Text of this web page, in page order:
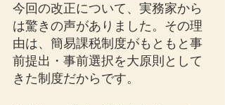
今回の改正について、実務家から
は驚きの声がありました。その理
由は、簡易課税制度がもともと事
前提出・事前選択を大原則として
きた制度だからです。